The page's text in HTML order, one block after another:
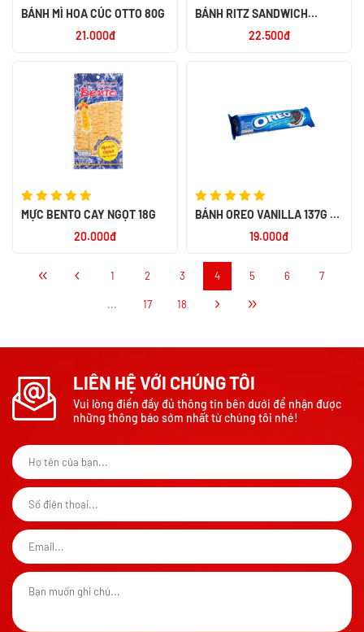
BÁNH MÌ HOA CÚC OTTO 80G
21.000đ
BÁNH RITZ SANDWICH
22.500đ
MỰC BENTO CAY NGỌT 18G
20.000đ
BÁNH OREO VANILLA 137G -
19.000đ
1 2 3 4 5 6 7
... 17 18
LIÊN HỆ VỚI CHÚNG TÔI
Vui lòng điền đầy đủ thông tin bên dưới để nhận được
những thông báo sớm nhất từ chúng tôi nhé!